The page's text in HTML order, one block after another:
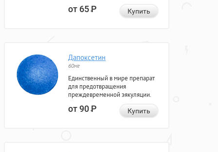
от 65Р Купить
Дапоксетин
60мг
Единственный в мире препарат
для предотвращения
преждевременной эякуляции.
от 90Р Купить